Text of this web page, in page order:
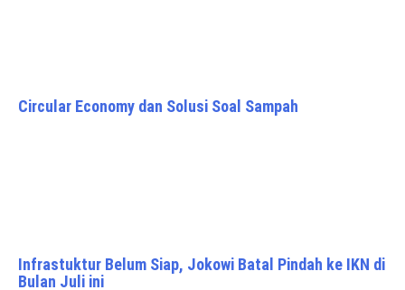
Circular Economy dan Solusi Soal Sampah
Infrastuktur Belum Siap, Jokowi Batal Pindah ke IKN di
Bulan Juli ini